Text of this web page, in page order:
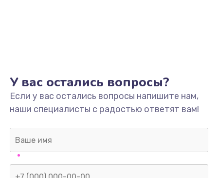
У вас остались вопросы?
Если у вас остались вопросы напишите нам,
наши специалисты с радостью ответят вам!